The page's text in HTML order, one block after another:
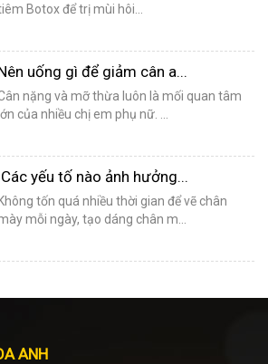
Botox để trị mùi hôi...
uống gì để giảm cân a...
nặng và mỡ thừa luôn là mối quan tâm
của nhiều chị em phụ nữ. ...
Các yếu tố nào ảnh hưởng...
tốn quá nhiều thời gian để vẽ chân
mỗi ngày, tạo dáng chân m...
ANH